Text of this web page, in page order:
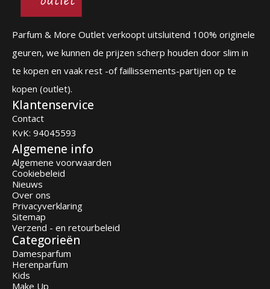
Parfum & More Outlet verkoopt uitsluitend 100% originele
geuren, we kunnen de prijzen scherp houden door slim in
te kopen en vaak rest -of faillissements-partijen op te
kopen (outlet).
Klantenservice
Contact
KvK: 94045593
Algemene info
Algemene voorwaarden
Cookiebeleid
Nieuws
Over ons
Privacyverklaring
Sitemap
Verzend - en retourbeleid
Categorieën
Damesparfum
Herenparfum
Kids
Make Up